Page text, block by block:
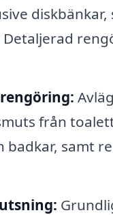
diskbänkar,
Detaljerad
från
badkar, samt